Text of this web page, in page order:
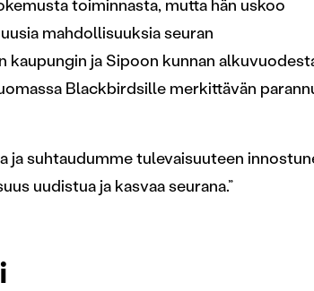
toiminnasta, mutta hän uskoo
mahdollisuuksia seuran
kaupungin ja Sipoon kunnan
Blackbirdsille merkittävän
ja suhtaudumme tulevaisuuteen
uudistua ja kasvaa seurana.”